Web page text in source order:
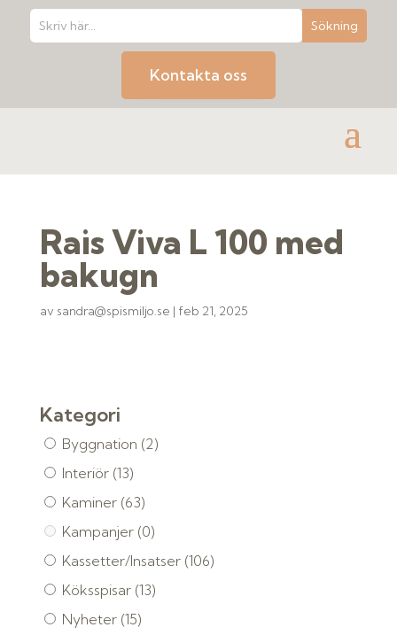
Kontakta oss
Rais Viva L 100 med
bakugn
av sandra@spismiljo.se | feb 21, 2025
Kategori
Byggnation (2)
Interiör (13)
Kaminer (63)
Kampanjer (0)
Kassetter/Insatser (106)
Köksspisar (13)
Nyheter (15)